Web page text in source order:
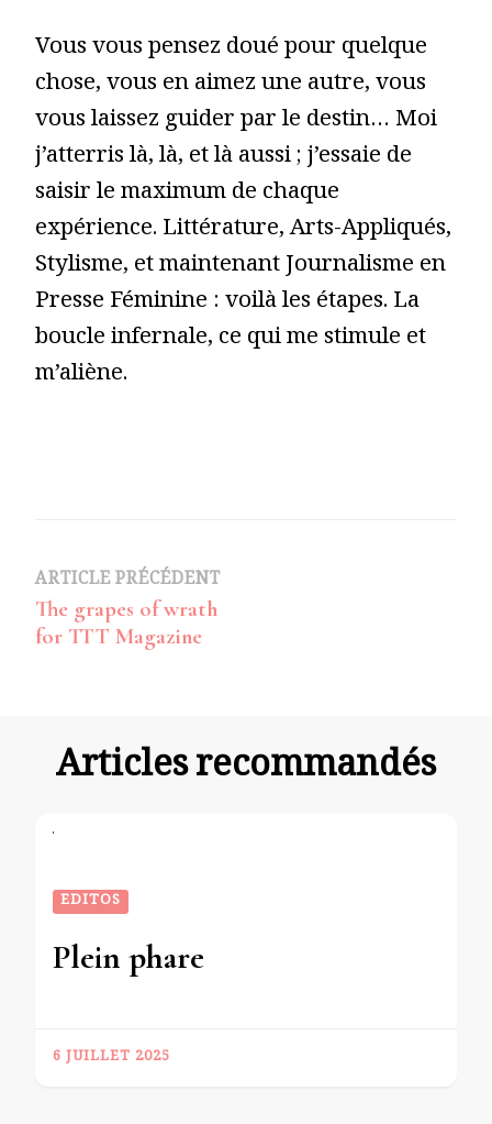
Vous vous pensez doué pour quelque
chose, vous en aimez une autre, vous
vous laissez guider par le destin… Moi
j’atterris là, là, et là aussi ; j’essaie de
saisir le maximum de chaque
expérience. Littérature, Arts-Appliqués,
Stylisme, et maintenant Journalisme en
Presse Féminine : voilà les étapes. La
boucle infernale, ce qui me stimule et
m’aliène.
Navigation
d’article
ARTICLE PRÉCÉDENT
The grapes of wrath
for TTT Magazine
Articles recommandés
EDITOS
Plein phare
6 JUILLET 2025